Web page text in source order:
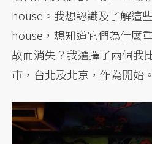
house。我想認識及了解這
house，想知道它們為什麼
故而消失？我選擇了兩個我
市，台北及北京，作為開始。